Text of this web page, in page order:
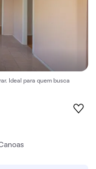
Ideal para quem busca